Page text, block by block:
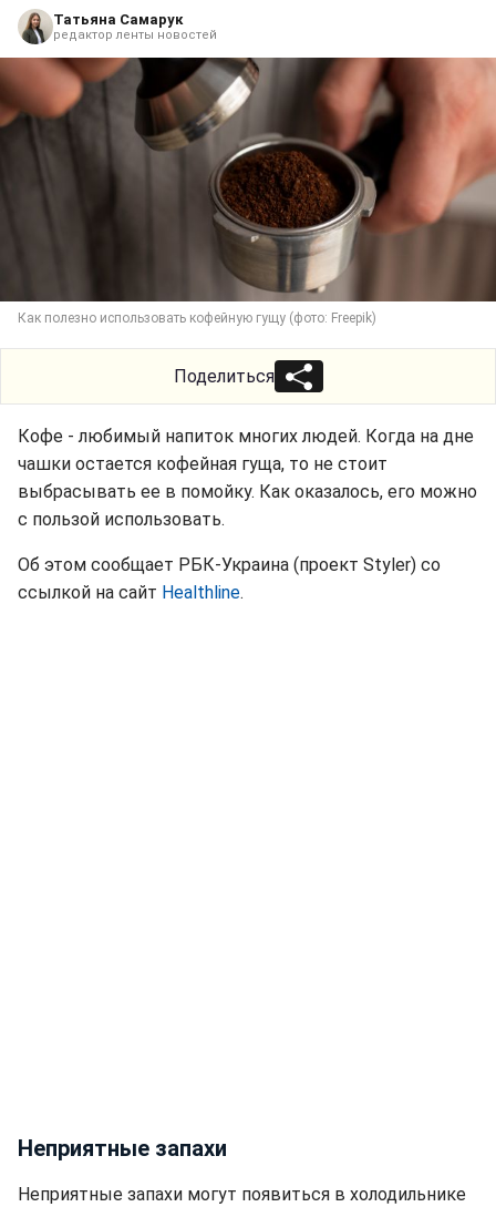
Татьяна Самарук
редактор ленты новостей
Как полезно использовать кофейную гущу (фото: Freepik)
Поделиться
Кофе - любимый напиток многих людей. Когда на дне
чашки остается кофейная гуща, то не стоит
выбрасывать ее в помойку. Как оказалось, его можно
с пользой использовать.
Об этом сообщает РБК-Украина (проект Styler) со
ссылкой на сайт Healthline.
Неприятные запахи
Неприятные запахи могут появиться в холодильнике